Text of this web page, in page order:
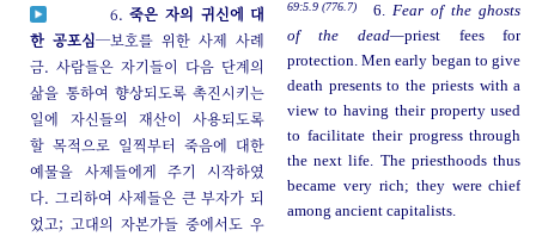
6.죽은 자의 귀신에 대
한 공포심─보호를 위한 사제 사례
금. 사람들은 자기들이 다음 단계의
삶을 통하여 향상되도록 촉진시키는
일에 자신들의 재산이 사용되도록
할 목적으로 일찍부터 죽음에 대한
예물을 사제들에게 주기 시작하였
다. 그리하여 사제들은 큰 부자가 되
었고; 고대의 자본가들 중에서도 우
69:5.9 (776.7) 6. Fear of the ghosts
of the dead—priest fees for
protection. Men early began to give
death presents to the priests with a
view to having their property used
to facilitate their progress through
the next life. The priesthoods thus
became very rich; they were chief
among ancient capitalists.